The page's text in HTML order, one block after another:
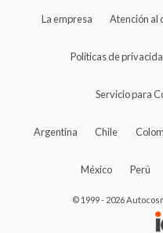
La empresa Atención al
Políticas de
Servicio para
Argentina Chile
México Perú
© 1999 - 2026